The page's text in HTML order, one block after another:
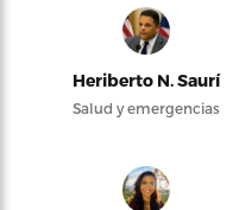
Heriberto N. Saurí
Salud y emergencias